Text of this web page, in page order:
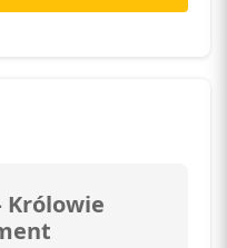
Królowie